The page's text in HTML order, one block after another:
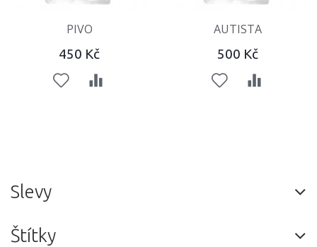
PIVO
450 Kč
AUTISTA
500 Kč
Slevy
Štítky